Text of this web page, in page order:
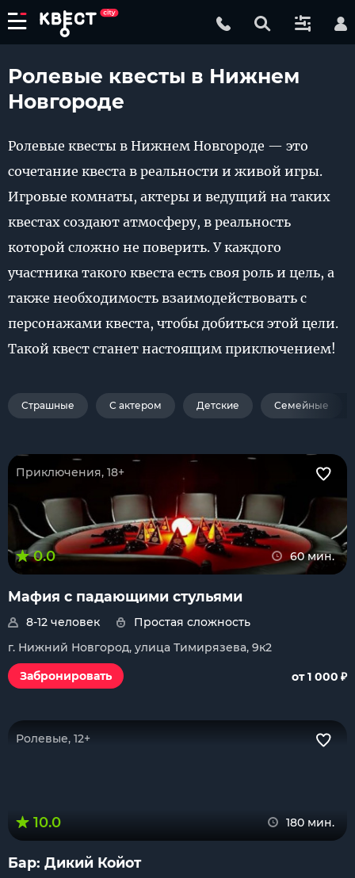
Ролевые квесты в Нижнем
Новгороде
Ролевые квесты в Нижнем Новгороде — это
сочетание квеста в реальности и живой игры.
Игровые комнаты, актеры и ведущий на таких
квестах создают атмосферу, в реальность
которой сложно не поверить. У каждого
участника такого квеста есть своя роль и цель, а
также необходимость взаимодействовать с
персонажами квеста, чтобы добиться этой цели.
Такой квест станет настоящим приключением!
Страшные С актером Детские Семейные
Приключения, 18+
0.0 60 мин.
Мафия с падающими стульями
8-12 человек
Простая сложность
г. Нижний Новгород, улица Тимирязева, 9к2
Забронировать
от 1 000 ₽
Ролевые, 12+
10.0 180 мин.
Бар: Дикий Койот